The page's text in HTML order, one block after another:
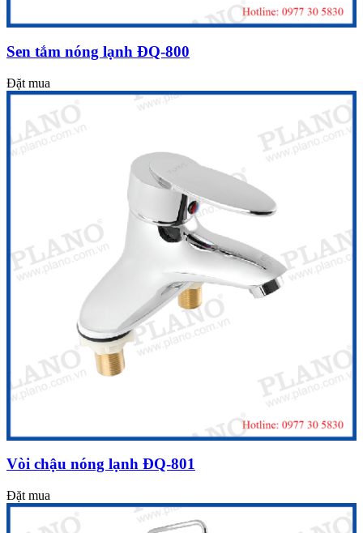
Sen tắm nóng lạnh ĐQ-800
Đặt mua
Vòi chậu nóng lạnh ĐQ-801
Đặt mua